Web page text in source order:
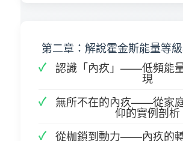
第二章：解說霍金斯能量等級
認識「內疚」——低頻能
現
無所不在的內疚——從家
仰的實例剖析
從枷鎖到動力——內疚的